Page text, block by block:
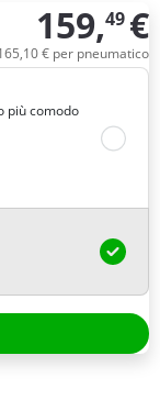
159,49 €
10€ per pneumatico
più comodo